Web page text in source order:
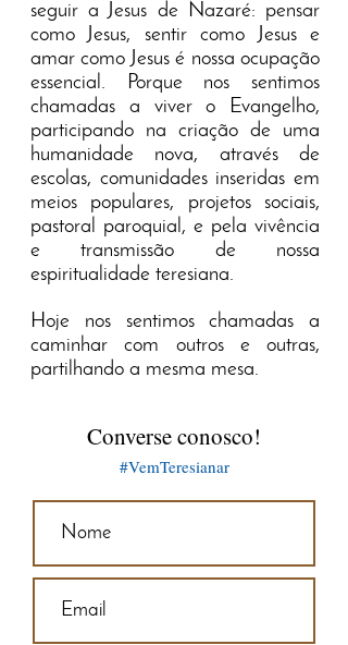
seguir a Jesus de Nazaré: pensar
como Jesus, sentir como Jesus e
amar como Jesus é nossa ocupação
essencial. Porque nos sentimos
chamadas a viver o Evangelho,
participando na criação de uma
humanidade nova, através de
escolas, comunidades inseridas em
meios populares, projetos sociais,
pastoral paroquial, e pela vivência
e transmissão de nossa
espiritualidade teresiana.
Hoje nos sentimos chamadas a
caminhar com outros e outras,
partilhando a mesma mesa.
Converse conosco!
#VemTeresianar